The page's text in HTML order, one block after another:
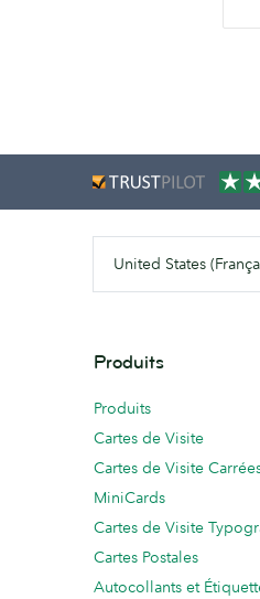
United States
Produits
Produits
Cartes de Visite
Cartes de Visite
MiniCards
Cartes de Visite
Cartes Postales
Autocollants et